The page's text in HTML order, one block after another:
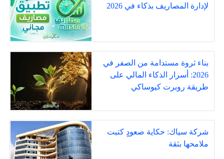
لإدارة المصاريف بذكاء في 2026
بناء ثروة مستدامة من الصفر في
2026: أسرار الذكاء المالي على
طريقة روبرت كيوساكي
شركة سياك: حكاية صعودٍ كتبت
ملامحها بثقة